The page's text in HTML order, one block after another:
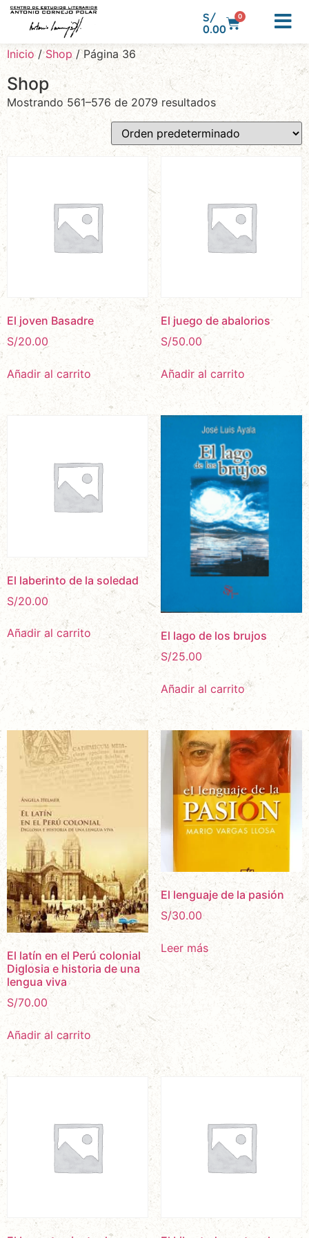
S/
0.00
0
Inicio/Shop / Página 36
Shop
Mostrando 561–576 de 2079 resultados
El joven Basadre
S/20.00
Añadir al carrito
El juego de abalorios
S/50.00
Añadir al carrito
El laberinto de la soledad
S/20.00
Añadir al carrito
El lago de los brujos
S/25.00
Añadir al carrito
El latín en el Perú colonial
Diglosia e historia de una
lengua viva
S/70.00
Añadir al carrito
El lenguaje de la pasión
S/30.00
Leer más